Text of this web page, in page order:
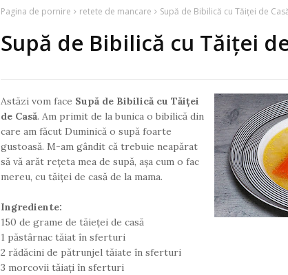
Pagina de pornire retete de mancare Supă de Bibilică cu Tăiței de
Supă de Bibilică cu Tăiței
Astăzi vom face Supă de Bibilică cu Tăiței
de Casă. Am primit de la bunica o bibilică din
care am făcut Duminică o supă foarte
gustoasă. M-am gândit că trebuie neapărat
să vă arăt rețeta mea de supă, așa cum o fac
mereu, cu tăiței de casă de la mama.
Ingrediente:
150 de grame de tăieței de casă
1 păstârnac tăiat în sferturi
2 rădăcini de pătrunjel tăiate în sferturi
3 morcovii tăiați în sferturi